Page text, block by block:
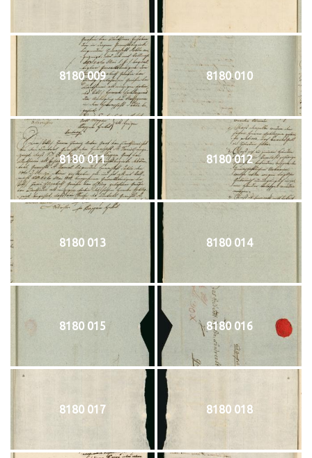
8180 009 8180 010
8180 011 8180 012
8180 013 8180 014
8180 015 8180 016
8180 017 8180 018